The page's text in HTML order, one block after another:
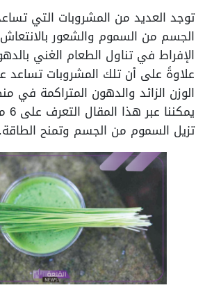
توجد العديد من المشروبات التي
الجسم من السموم والشعور
الإفراط في تناول الطعام الغني
علاوةً على أن تلك المشروبات
الوزن الزائد والدهون المتراكمة في
تزيل السموم من الجسم وتمنح الطاقة.